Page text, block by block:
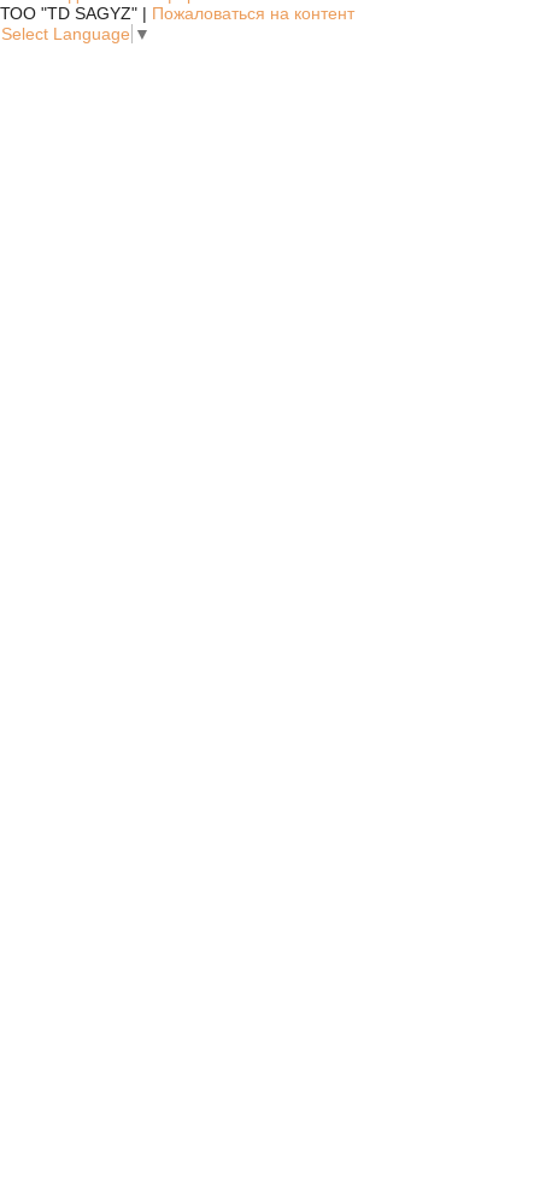
ТОО "TD SAGYZ" | Пожаловаться на контент
Select Language ▼